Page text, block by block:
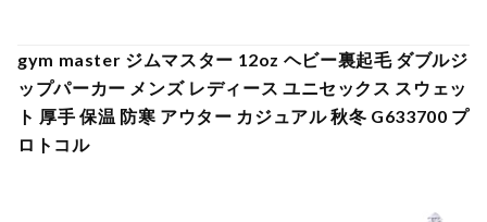
gym master ジムマスター 12oz ヘビー裏起毛 ダブルジ
ップパーカー メンズ レディース ユニセックス スウェッ
ト 厚手 保温 防寒 アウター カジュアル 秋冬 G633700 プ
ロトコル